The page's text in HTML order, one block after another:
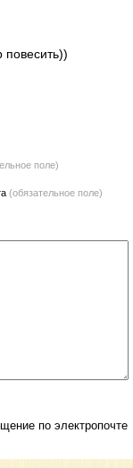
поле)
(обязательное поле)
по электропочте